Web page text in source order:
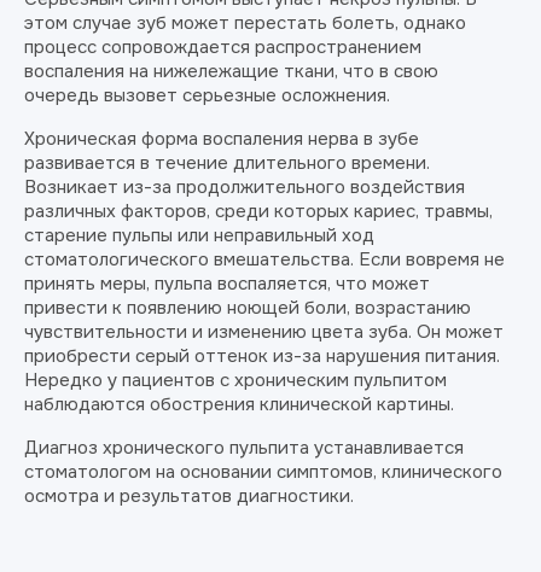
этом случае зуб может перестать болеть, однако
процесс сопровождается распространением
воспаления на нижележащие ткани, что в свою
очередь вызовет серьезные осложнения.
Хроническая форма воспаления нерва в зубе
развивается в течение длительного времени.
Возникает из-за продолжительного воздействия
различных факторов, среди которых кариес, травмы,
старение пульпы или неправильный ход
стоматологического вмешательства. Если вовремя не
принять меры, пульпа воспаляется, что может
привести к появлению ноющей боли, возрастанию
чувствительности и изменению цвета зуба. Он может
приобрести серый оттенок из-за нарушения питания.
Нередко у пациентов с хроническим пульпитом
наблюдаются обострения клинической картины.
Диагноз хронического пульпита устанавливается
стоматологом на основании симптомов, клинического
осмотра и результатов диагностики.